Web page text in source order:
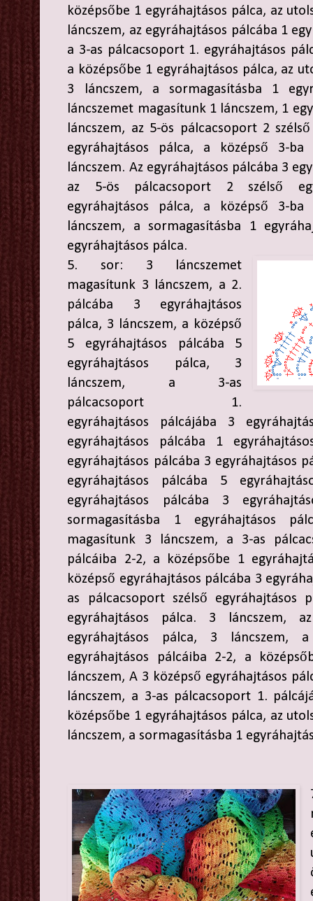
középsőbe 1 egyráhajtásos pálca, az
láncszem, az egyráhajtásos pálcába 1
a 3-as pálcacsoport 1. egyráhajtásos
a középsőbe 1 egyráhajtásos pálca, az
3 láncszem, a sormagasításba 1
láncszemet magasítunk 1 láncszem, 1
láncszem, az 5-ös pálcacsoport 2
egyráhajtásos pálca, a középső 3-
láncszem. Az egyráhajtásos pálcába 3
az 5-ös pálcacsoport 2 szélső
egyráhajtásos pálca, a középső 3-
láncszem, a sormagasításba 1
egyráhajtásos pálca.
5. sor: 3 láncszemet
magasítunk 3 láncszem, a 2.
pálcába 3 egyráhajtásos
pálca, 3 láncszem, a középső
5 egyráhajtásos pálcába 5
egyráhajtásos pálca, 3
láncszem, a 3-as
pálcacsoport 1.
egyráhajtásos pálcájába 3
egyráhajtásos pálcába 1
egyráhajtásos pálcába 3 egyráhajtásos
egyráhajtásos pálcába 5
egyráhajtásos pálcába 3
sormagasításba 1 egyráhajtásos
magasítunk 3 láncszem, a 3-as
pálcáiba 2-2, a középsőbe 1
középső egyráhajtásos pálcába 3
as pálcacsoport szélső egyráhajtásos
egyráhajtásos pálca. 3 láncszem,
egyráhajtásos pálca, 3 láncszem,
egyráhajtásos pálcáiba 2-2, a
láncszem, A 3 középső egyráhajtásos
láncszem, a 3-as pálcacsoport 1.
középsőbe 1 egyráhajtásos pálca, az
láncszem, a sormagasításba 1